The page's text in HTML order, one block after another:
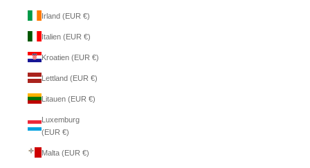
Irland (EUR €)
Italien (EUR €)
Kroatien (EUR €)
Lettland (EUR €)
Litauen (EUR €)
Luxemburg
(EUR €)
Malta (EUR €)